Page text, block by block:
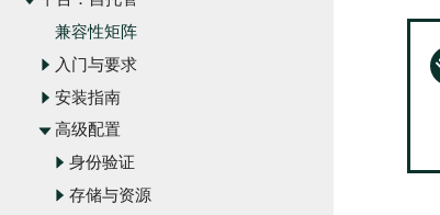
兼容性矩阵
入门与要求
安装指南
高级配置
身份验证
存储与资源